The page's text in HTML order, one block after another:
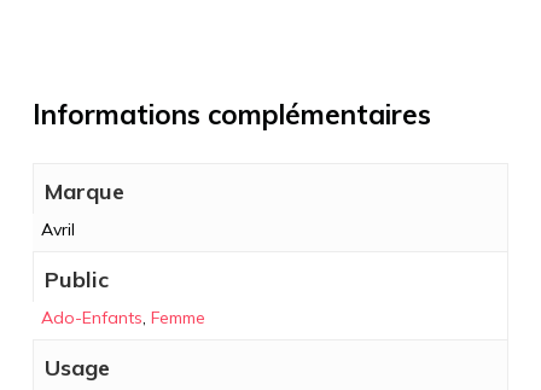
Informations complémentaires
Marque
Avril
Public
Ado-Enfants, Femme
Usage